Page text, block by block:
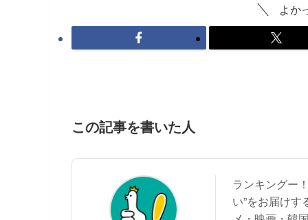
よか
この記事を書いた人
ランキングー
い”をお届け